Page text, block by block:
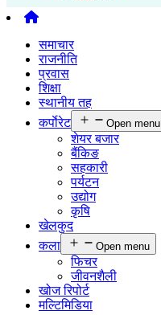
समाचार
राजनीति
प्रवास
शिक्षा
स्थानीय तह
कर्पाेरेट
Open menu
शेयर बजार
बैंकिङ
सहकारी
पर्यटन
उद्योग
कृषि
खेलकुद
कला
Open menu
फिचर
जीवनशैली
खोज रिपोर्ट
मल्टिमिडिया